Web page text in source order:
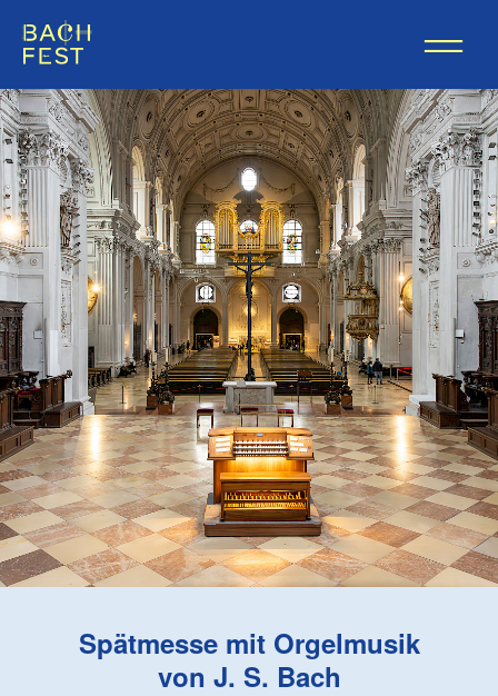
Spätmesse mit Orgelmusik
von J. S. Bach